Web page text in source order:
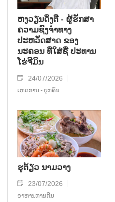
ຫງວຽນດິ່ງຕື - ຜູ້ຮັກສາ
ຄວາມຊົງຈໍາທາງ
ປະຫວັດສາດ ຂອງ
ນະຄອນ ທີ່ໃສ່ຊື່ ປະທານ
ໂຮ່ຈີມິນ
24/07/2026
ເຫດການ - ບຸກຄົນ
ຮູຕ້ຽວ ນາມວາງ
23/07/2026
ອາຫານການກິນ